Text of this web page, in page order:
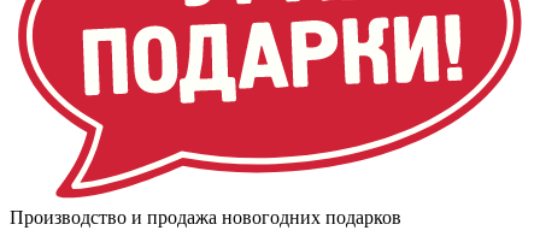
Производство и продажа новогодних подарков